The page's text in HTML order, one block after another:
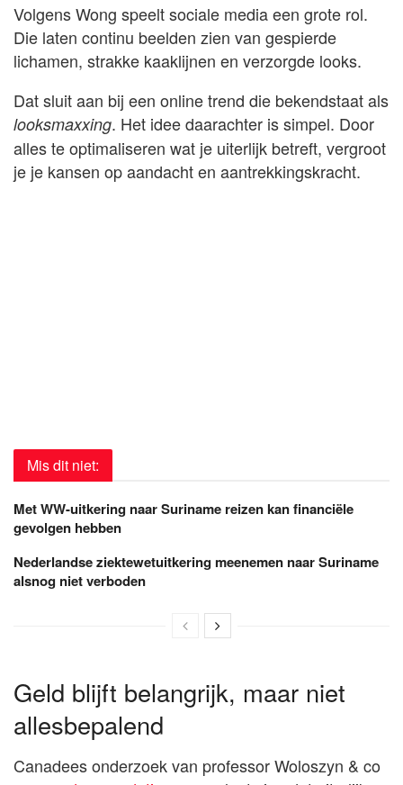
Volgens Wong speelt sociale media een grote rol.
Die laten continu beelden zien van gespierde
lichamen, strakke kaaklijnen en verzorgde looks.
Dat sluit aan bij een online trend die bekendstaat als
looksmaxxing. Het idee daarachter is simpel. Door
alles te optimaliseren wat je uiterlijk betreft, vergroot
je je kansen op aandacht en aantrekkingskracht.
Mis dit niet:
Met WW-uitkering naar Suriname reizen kan financiële
gevolgen hebben
Nederlandse ziektewetuitkering meenemen naar Suriname
alsnog niet verboden
Geld blijft belangrijk, maar niet
allesbepalend
Canadees onderzoek van professor Woloszyn & co